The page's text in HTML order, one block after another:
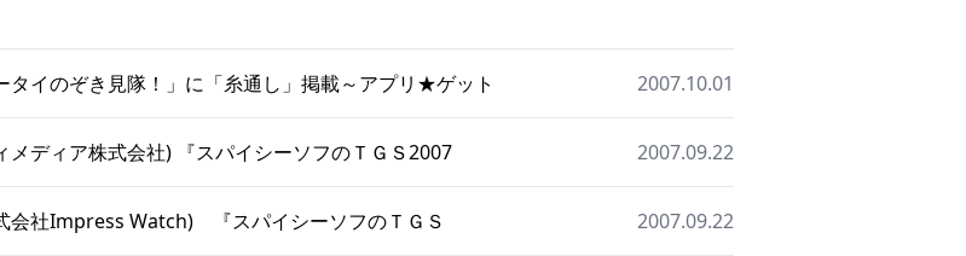
タイのぞき見隊！」に「糸通し」掲載～アプリ★ゲット 2007.10.01
ディア株式会社) 『スパイシーソフのＴＧＳ2007 2007.09.22
会社Impress Watch) 『スパイシーソフのＴＧＳ 2007.09.22